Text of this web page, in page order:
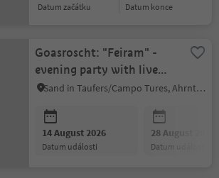
datum začátku datum konce
Goasroscht: "Feiram" -
evening party with live
music
Sand in Taufers/Campo Tures, Ahrntal/Valle Aurina
14 August 2026
datum události
28 August 2026
datum události